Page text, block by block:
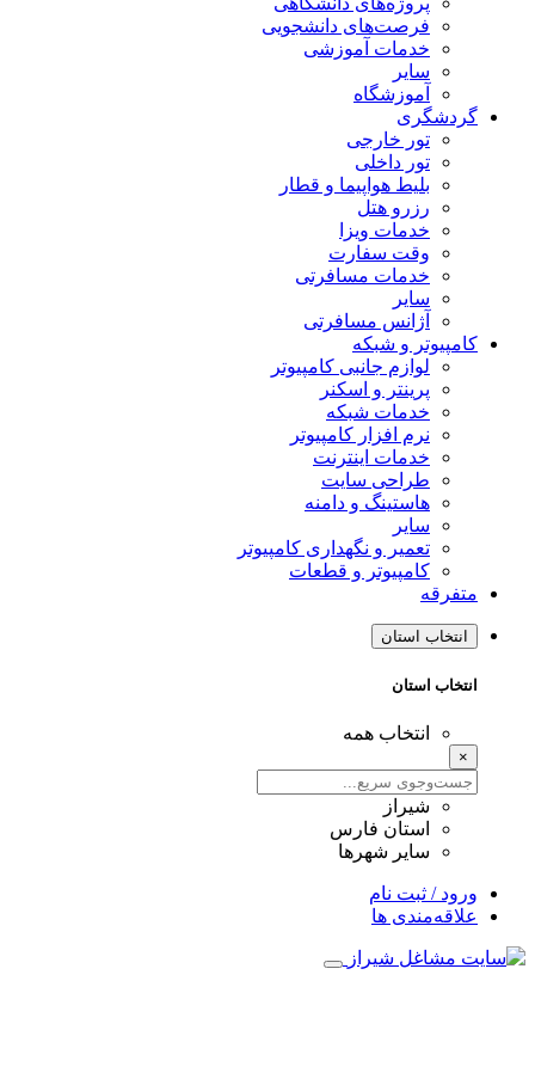
فرصت‌های دانشجویی
خدمات آموزشی
سایر
آموزشگاه
گردشگری
تور خارجی
تور داخلی
بلیط هواپیما و قطار
رزرو هتل
خدمات ویزا
وقت سفارت
خدمات مسافرتی
سایر
آژانس مسافرتی
کامپیوتر و شبکه
لوازم جانبی کامپیوتر
پرینتر و اسکنر
خدمات شبکه
نرم افزار کامپیوتر
خدمات اینترنت
طراحی سایت
هاستینگ و دامنه
سایر
تعمیر و نگهداری کامپیوتر
کامپیوتر و قطعات
متفرقه
انتخاب استان
انتخاب استان
انتخاب همه
×
شیراز
استان فارس
سایر شهرها
ورود / ثبت نام
علاقه‌مندی ها